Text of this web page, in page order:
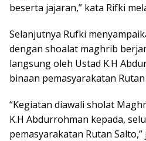
beserta jajaran,” kata Rifki
Selanjutnya Rufki
dengan shoalat maghrib
langsung oleh Ustad K.H
binaan pemasyarakatan Rutan
“Kegiatan diawali sholat
K.H Abdurrohman kepada,
pemasyarakatan Rutan Salto,”